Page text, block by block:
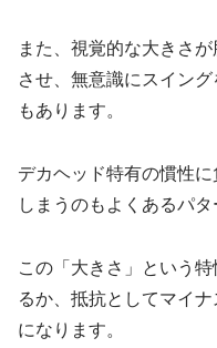
また、視覚的な大きさ
させ、無意識にスイン
もあります。
デカヘッド特有の慣性
しまうのもよくあるパタ
この「大きさ」という
るか、抵抗としてマイ
になります。